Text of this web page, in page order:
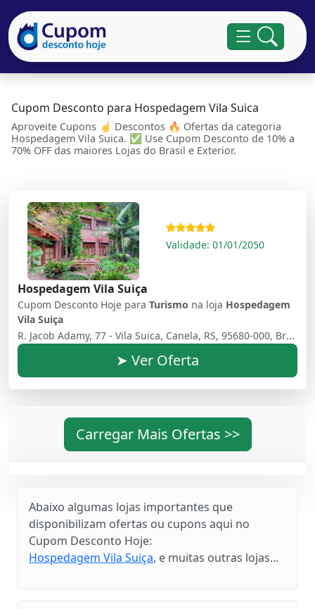
Cupom Desconto para Hospedagem Vila Suica
Aproveite Cupons ☝ Descontos 🔥 Ofertas da categoria
Hospedagem Vila Suica. ✅ Use Cupom Desconto de 10% a
70% OFF das maiores Lojas do Brasil e Exterior.
Validade: 01/01/2050
Hospedagem Vila Suiça
Cupom Desconto Hoje para Turismo na loja Hospedagem
Vila Suiça
R. Jacob Adamy, 77 - Vila Suica, Canela, RS, 95680-000, Brasil
➤ Ver Oferta
Carregar Mais Ofertas >>
Abaixo algumas lojas importantes que
disponibilizam ofertas ou cupons aqui no
Cupom Desconto Hoje:
Hospedagem Vila Suiça, e muitas outras lojas...